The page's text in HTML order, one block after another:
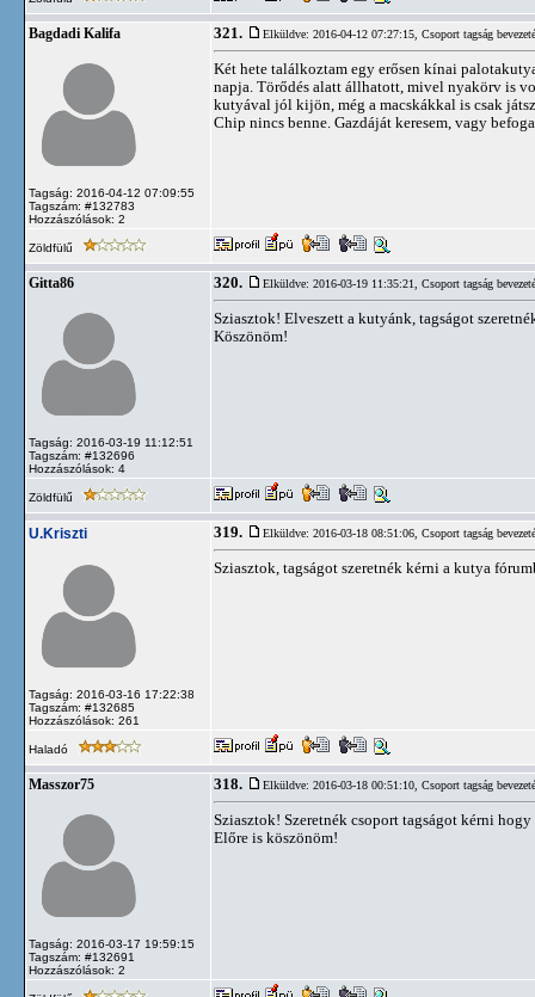
Bagdadi Kalifa
Tagság: 2016-04-12 07:09:55
Tagszám: #132783
Hozzászólások: 2
321. Elküldve: 2016-04-12 07:27:15, Csoport tagság
Két hete találkoztam egy erősen kínai
napja. Törődés alatt állhatott, mivel nyakörv is
kutyával jól kijön, még a macskákkal is csak
Chip nincs benne. Gazdáját keresem, vagy
Zöldfülű
Gitta86
Tagság: 2016-03-19 11:12:51
Tagszám: #132696
Hozzászólások: 4
320. Elküldve: 2016-03-19 11:35:21, Csoport tagság
Sziasztok! Elveszett a kutyánk, tagságot
Köszönöm!
Zöldfülű
U.Kriszti
Tagság: 2016-03-16 17:22:38
Tagszám: #132685
Hozzászólások: 261
319. Elküldve: 2016-03-18 08:51:06, Csoport tagság
Sziasztok, tagságot szeretnék kérni a kutya
Haladó
Masszor75
Tagság: 2016-03-17 19:59:15
Tagszám: #132691
Hozzászólások: 2
318. Elküldve: 2016-03-18 00:51:10, Csoport tagság
Sziasztok! Szeretnék csoport tagságot kérni
Előre is köszönöm!